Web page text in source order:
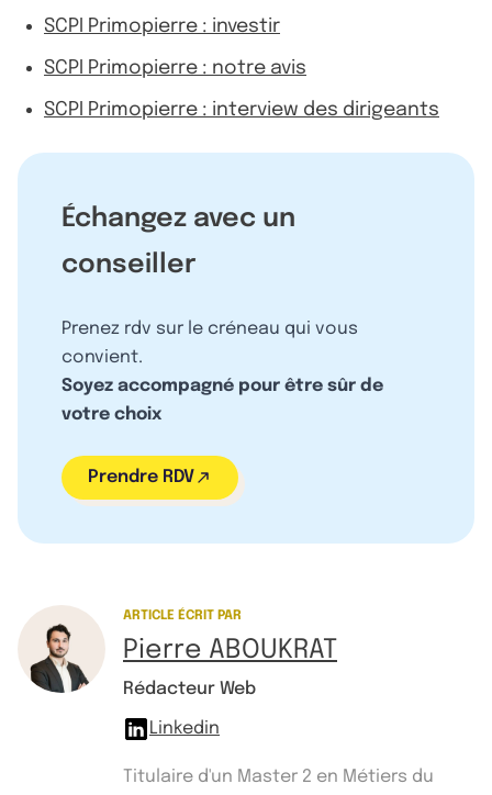
SCPI Primopierre : investir
SCPI Primopierre : notre avis
SCPI Primopierre : interview des dirigeants
Échangez avec un
conseiller
Prenez rdv sur le créneau qui vous
convient.
Soyez accompagné pour être sûr de
votre choix
Prendre RDV
ARTICLE ÉCRIT PAR
Pierre ABOUKRAT
Rédacteur Web
Linkedin
Titulaire d'un Master 2 en Métiers du